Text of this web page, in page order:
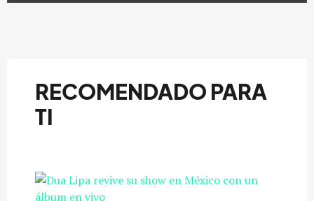
RECOMENDADO PARA
TI